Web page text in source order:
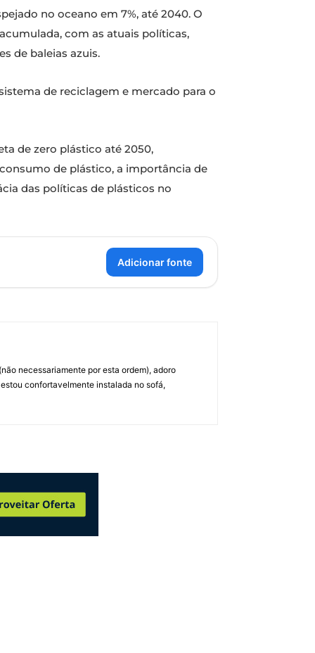
no oceano em 7%, até 2040. O
com as atuais políticas,
de baleias azuis.
de reciclagem e mercado para o
de zero plástico até 2050,
de plástico, a importância de
das políticas de plásticos no
Adicionar fonte
necessariamente por esta ordem), adoro
confortavelmente instalada no sofá,